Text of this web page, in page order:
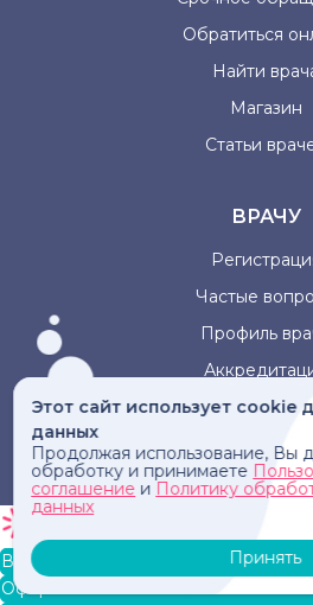
Этот сайт использует cookie
данных
Продолжая использование, Вы
обработку и принимаете
соглашение и Политику
данных
Принять
Обратиться
Найти
Магазин
Статьи
ВРАЧУ
Частые
Профиль
Информация, представленная
использована для постановки
лечения и не заменяет
В корзину
Оформление заказа